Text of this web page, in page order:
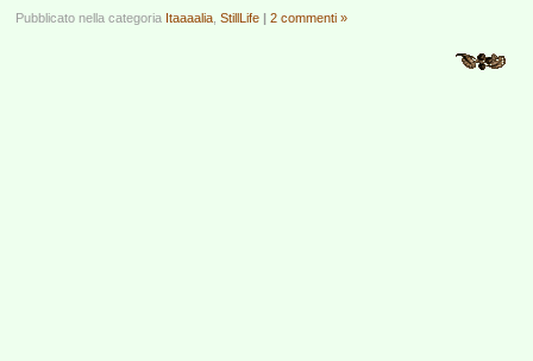
Pubblicato nella categoria Itaaaalia StillLife | 2 commenti »